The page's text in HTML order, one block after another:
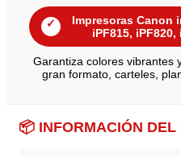
✓
Impresoras Canon
iPF815, iPF820,
Garantiza colores vibrantes
gran formato, carteles,
📦 INFORMACIÓN DEL